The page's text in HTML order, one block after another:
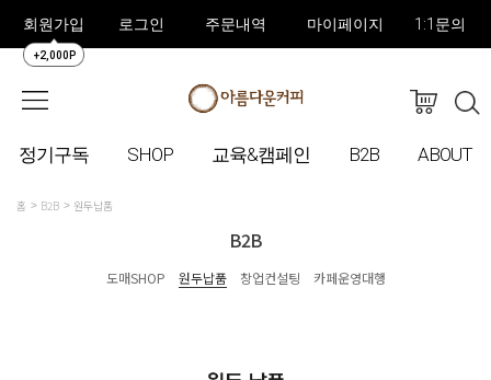
회원가입
+2,000P
로그인 주문내역 마이페이지 1:1문의
정기구독 SHOP 교육&캠페인 B2B ABOUT
홈 B2B 원두납품
B2B
도매SHOP 원두납품 창업컨설팅 카페운영대행